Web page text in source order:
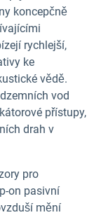
koncepčně
rychlejší,
ke
vědě.
vod
přístupy,
drah v
pro
on pasivní
mění